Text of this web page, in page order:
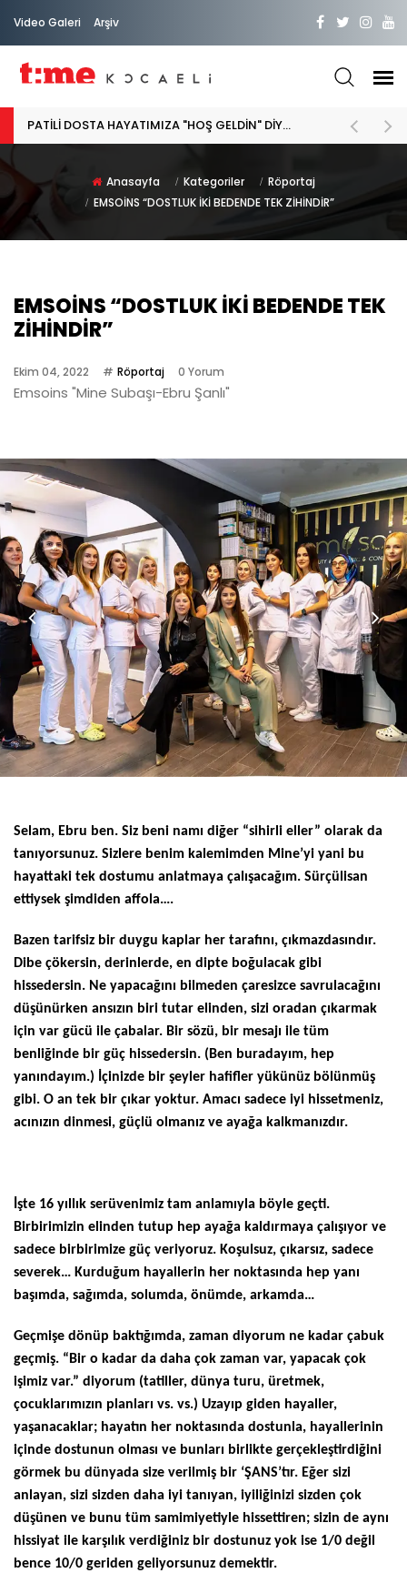
Video Galeri Arşiv
Anasayfa Kategoriler
Röportaj
EMSOİNS “DOSTLUK İKİ BEDENDE TEK ZİHİNDİR”
EMSOİNS “DOSTLUK İKİ BEDENDE TEK
ZİHİNDİR”
Ekim 04, 2022 Röportaj 0 Yorum
Emsoins "Mine Subaşı-Ebru Şanlı"
Selam, Ebru ben. Siz beni namı diğer “sihirli eller” olarak da
tanıyorsunuz. Sizlere benim kalemimden Mine’yi yani bu
hayattaki tek dostumu anlatmaya çalışacağım. Sürçülisan
ettiysek şimdiden affola….
Bazen tarifsiz bir duygu kaplar her tarafını, çıkmazdasındır.
Dibe çökersin, derinlerde, en dipte boğulacak gibi
hissedersin. Ne yapacağını bilmeden çaresizce savrulacağını
düşünürken ansızın biri tutar elinden, sizi oradan çıkarmak
için var gücü ile çabalar. Bir sözü, bir mesajı ile tüm
benliğinde bir güç hissedersin. (Ben buradayım, hep
yanındayım.) İçinizde bir şeyler hafifler yükünüz bölünmüş
gibi. O an tek bir çıkar yoktur. Amacı sadece iyi hissetmeniz,
acınızın dinmesi, güçlü olmanız ve ayağa kalkmanızdır.
İşte 16 yıllık serüvenimiz tam anlamıyla böyle geçti.
Birbirimizin elinden tutup hep ayağa kaldırmaya çalışıyor ve
sadece birbirimize güç veriyoruz. Koşulsuz, çıkarsız, sadece
severek… Kurduğum hayallerin her noktasında hep yanı
başımda, sağımda, solumda, önümde, arkamda…
Geçmişe dönüp baktığımda, zaman diyorum ne kadar çabuk
geçmiş. “Bir o kadar da daha çok zaman var, yapacak çok
işimiz var.” diyorum (tatiller, dünya turu, üretmek,
çocuklarımızın planları vs. vs.) Uzayıp giden hayaller,
yaşanacaklar; hayatın her noktasında dostunla, hayallerinin
içinde dostunun olması ve bunları birlikte gerçekleştirdiğini
görmek bu dünyada size verilmiş bir ‘ŞANS’tır. Eğer sizi
anlayan, sizi sizden daha iyi tanıyan, iyiliğinizi sizden çok
düşünen ve bunu tüm samimiyetiyle hissettiren; sizin de aynı
hissiyat ile karşılık verdiğiniz bir dostunuz yok ise 1/0 değil
bence 10/0 geriden geliyorsunuz demektir.